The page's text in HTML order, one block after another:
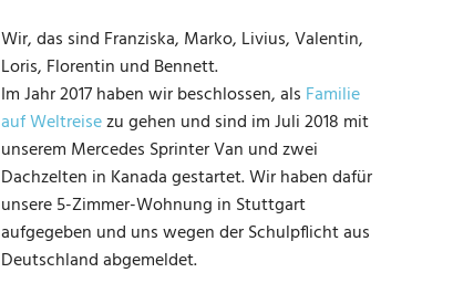
Wir, das sind Franziska, Marko, Livius, Valentin,
Loris, Florentin und Bennett.
Im Jahr 2017 haben wir beschlossen, als Familie
auf Weltreisezu gehen und sind im Juli 2018 mit
unserem Mercedes Sprinter Van und zwei
Dachzelten in Kanada gestartet. Wir haben dafür
unsere 5-Zimmer-Wohnung in Stuttgart
aufgegeben und uns wegen der Schulpflicht aus
Deutschland abgemeldet.